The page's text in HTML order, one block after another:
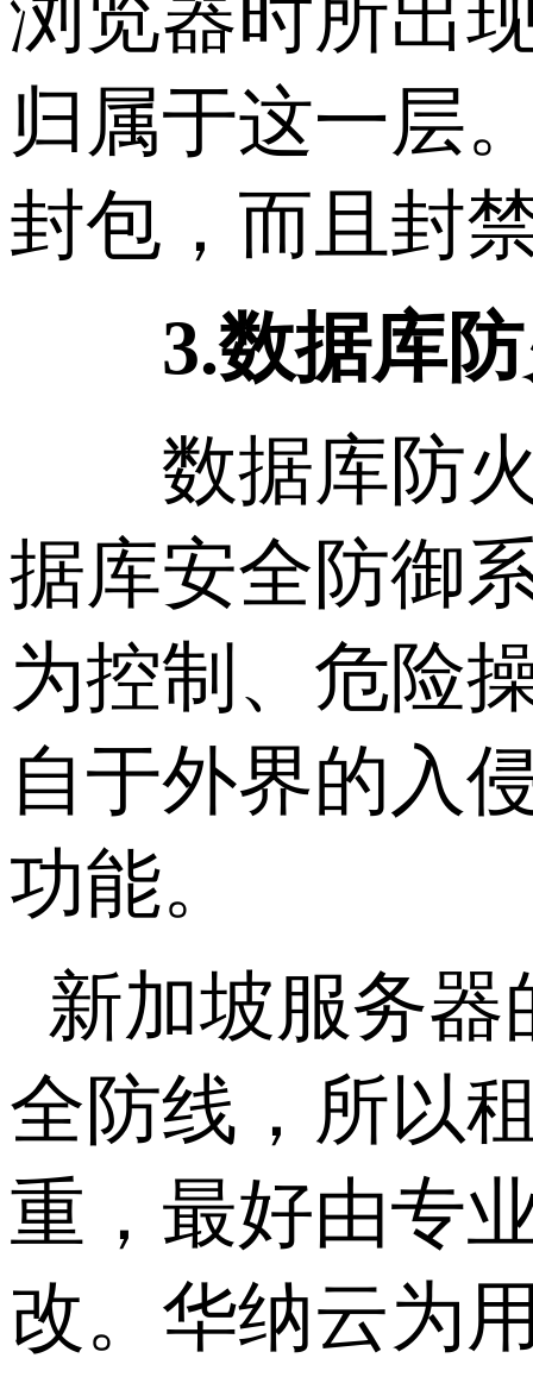
浏览器时所出
归属于这一层
封包，而且封
3.数据库防
数据库防火
据库安全防御
为控制、危险
自于外界的入
功能。
新加坡服务
全防线，所以
重，最好由专
改。华纳云为